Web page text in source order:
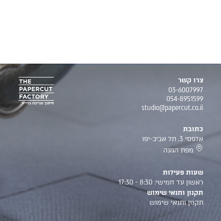
צרו קשר
03-6007997
054-8951599
studio@papercut.co.il
כתובת
אלפסי 3, תל אביב-יפו
מפת הגעה
שעות פעילות
ראשון עד חמישי: 8:30 - 17:30
תקנון ותנאי שימוש
תקנון ותנאי שימוש